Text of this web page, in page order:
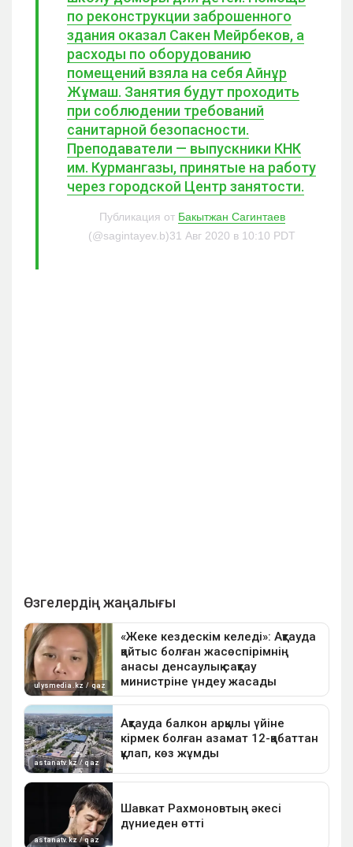
по реконструкции заброшенного
здания оказал Сакен Мейрбеков, а
расходы по оборудованию
помещений взяла на себя Айнұр
Жұмаш. Занятия будут проходить
при соблюдении требований
санитарной безопасности.
Преподаватели — выпускники КНК
им. Курмангазы, принятые на работу
через городской Центр занятости.
Публикация от Бакытжан Сагинтаев
(@sagintayev.b)31 Авг 2020 в 10:10 PDT